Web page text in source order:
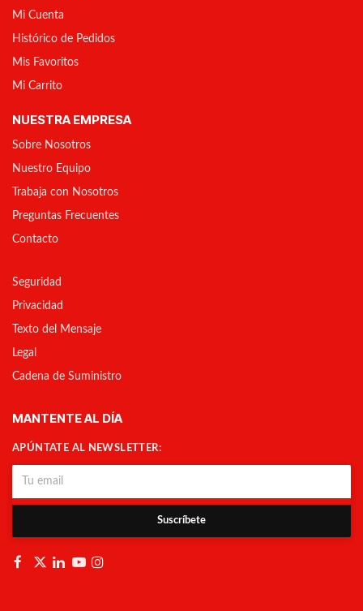
Mi Cuenta
Histórico de Pedidos
Mis Favoritos
Mi Carrito
NUESTRA EMPRESA
Sobre Nosotros
Nuestro Equipo
Trabaja con Nosotros
Preguntas Frecuentes
Contacto
Seguridad
Privacidad
Texto del Mensaje
Legal
Cadena de Suministro
MANTENTE AL DÍA
APÚNTATE AL NEWSLETTER:
Suscríbete